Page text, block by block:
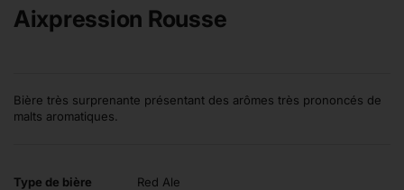
Aixpression Rousse
Bière très surprenante présentant des arômes très prononcés de
malts aromatiques.
Type de bière Red Ale